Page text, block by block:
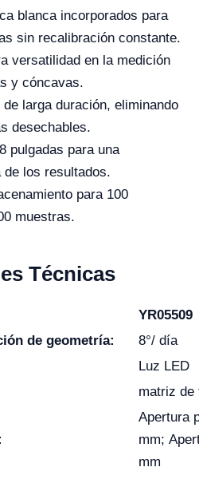
blanca incorporados para
sin recalibración constante.
versatilidad en la medición
y cóncavas.
larga duración, eliminando
desechables.
pulgadas para una
los resultados.
para 100
muestras.
Técnicas
YR05509
de geometría:
8°/ día
Luz LED
matriz de
Apertura
mm;
mm